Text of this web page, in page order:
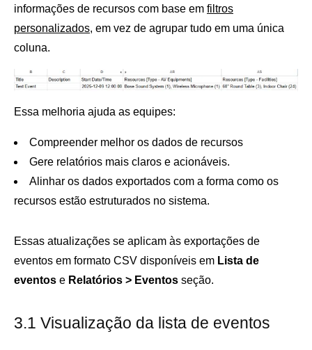
informações de recursos com base em filtros
personalizados, em vez de agrupar tudo em uma única
coluna.
Essa melhoria ajuda as equipes:
Compreender melhor os dados de recursos
Gere relatórios mais claros e acionáveis.
Alinhar os dados exportados com a forma como os
recursos estão estruturados no sistema.
Essas atualizações se aplicam às exportações de
eventos em formato CSV disponíveis em Lista de
eventos e Relatórios > Eventos seção.
3.1 Visualização da lista de eventos